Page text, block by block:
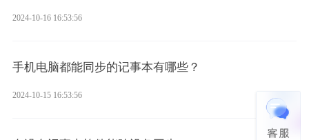
2024-10-16 16:53:56
手机电脑都能同步的记事本有哪些？
2024-10-15 16:53:56